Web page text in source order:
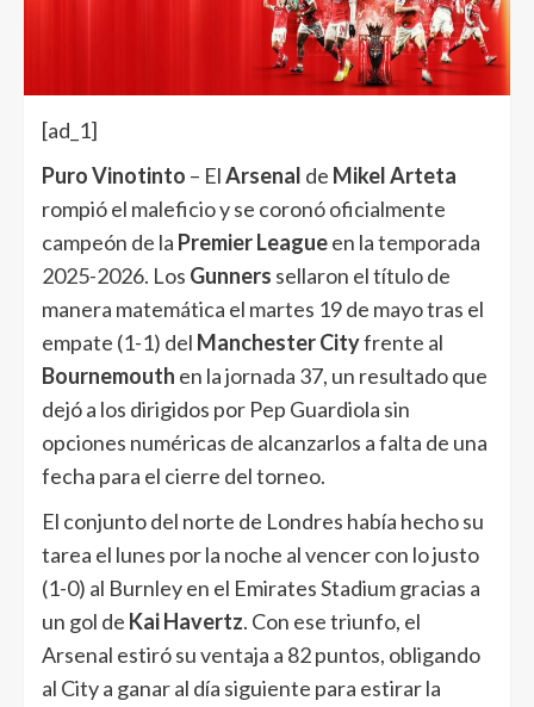
[ad_1]
Puro Vinotinto – ElArsenal de Mikel Arteta
rompió el maleficio y se coronó oficialmente
campeón de la Premier Leagueen la temporada
2025-2026. Los Gunners sellaron el título de
manera matemática el martes 19 de mayo tras el
empate (1-1) del Manchester Cityfrente al
Bournemouth en la jornada 37, un resultado que
dejó a los dirigidos por Pep Guardiola sin
opciones numéricas de alcanzarlos a falta de una
fecha para el cierre del torneo.
El conjunto del norte de Londres había hecho su
tarea el lunes por la noche al vencer con lo justo
(1-0) al Burnley en el Emirates Stadium gracias a
un gol de Kai Havertz. Con ese triunfo, el
Arsenal estiró su ventaja a 82 puntos, obligando
al City a ganar al día siguiente para estirar la